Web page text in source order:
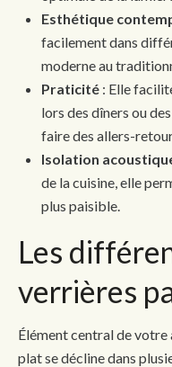
Esthétique
facilement dans
moderne au
Praticité : Elle
lors des dîners ou
faire des allers-
Isolation
de la cuisine, elle
plus paisible.
Les
verrières
Élément central de votre
plat se décline dans